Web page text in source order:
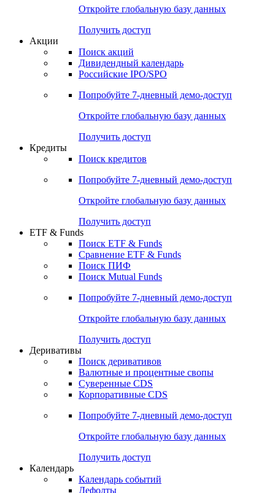
Опросы
Попробуйте7-дневный
Откройте глобальную базу данных
Получить доступ
Поиск акций
Российские IPO/SPO
Попробуйте7-дневный
Откройте глобальную базу данных
Получить доступ
Поиск кредитов
Попробуйте7-дневный
Откройте глобальную базу данных
Получить доступ
ETF & Funds
Сравнение ETF & Funds
Поиск Mutual Funds
Попробуйте7-дневный
Откройте глобальную базу данных
Получить доступ
Деривативы
Валютные и процентные свопы
Корпоративные CDS
Попробуйте7-дневный
Откройте глобальную базу данных